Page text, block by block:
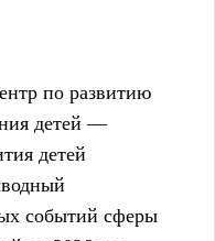
по развитию
детей —
детей
событий сферы